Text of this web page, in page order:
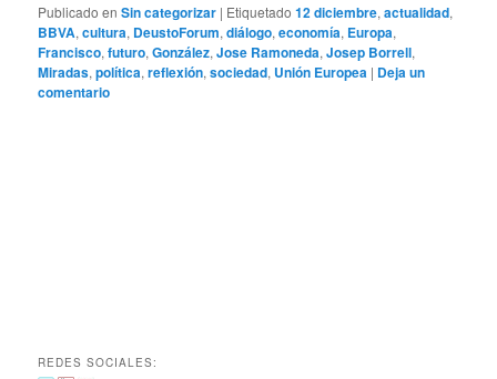
Publicado en Sin categorizar | Etiquetado 12 diciembre,actualidad,
BBVA,cultura, DeustoForum,diálogo,economía, Europa,
Francisco,futuro,González,Jose Ramoneda,Josep Borrell,
Miradas,política,reflexión,sociedad, Unión Europea | Deja un
comentario
REDES SOCIALES: